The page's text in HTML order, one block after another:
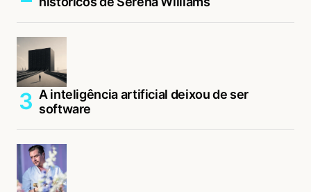
A inteligência artificial deixou de ser
software